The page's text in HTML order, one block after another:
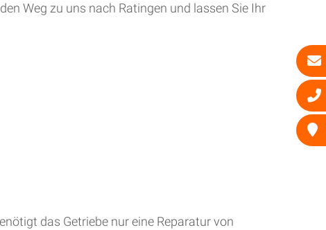
Weg zu uns nach Ratingen und lassen Sie Ihr
das Getriebe nur eine Reparatur von